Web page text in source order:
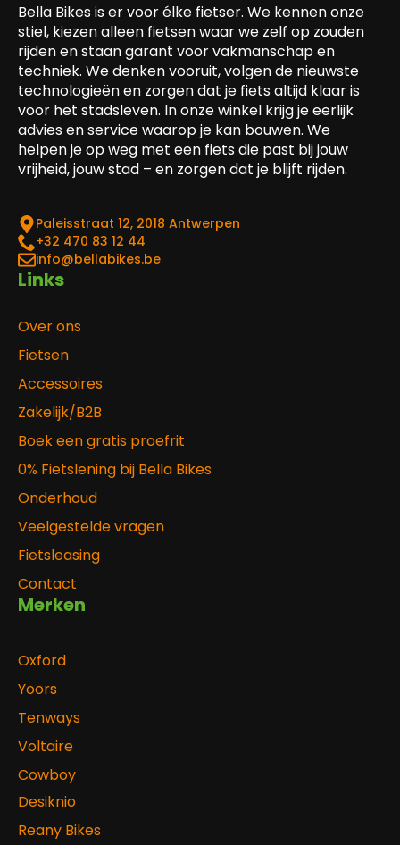
Bella Bikes is er voor élke fietser. We kennen onze
stiel, kiezen alleen fietsen waar we zelf op zouden
rijden en staan garant voor vakmanschap en
techniek. We denken vooruit, volgen de nieuwste
technologieën en zorgen dat je fiets altijd klaar is
voor het stadsleven. In onze winkel krijg je eerlijk
advies en service waarop je kan bouwen. We
helpen je op weg met een fiets die past bij jouw
vrijheid, jouw stad – en zorgen dat je blijft rijden.
Paleisstraat 12, 2018 Antwerpen
‎+32 470 83 12 44
info@bellabikes.be
Links
Over ons
Fietsen
Accessoires
Zakelijk/B2B
Boek een gratis proefrit
0% Fietslening bij Bella Bikes
Onderhoud
Veelgestelde vragen
Fietsleasing
Contact
Merken
Oxford
Yoors
Tenways
Voltaire
Cowboy
Desiknio
Reany Bikes